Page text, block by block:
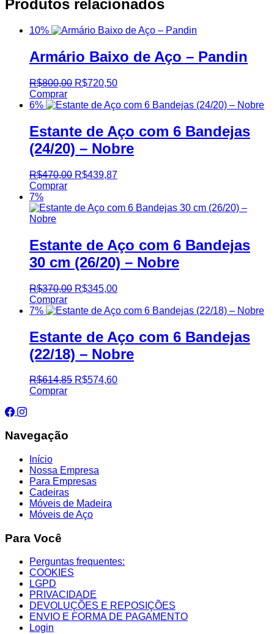
Produtos relacionados
10%
Armário Baixo de Aço – Pandin
R$800,00 R$720,50
Comprar
6%
Estante de Aço com 6 Bandejas
(24/20) – Nobre
R$470,00 R$439,87
Comprar
7%
Estante de Aço com 6 Bandejas
30 cm (26/20) – Nobre
R$370,00 R$345,00
Comprar
7%
Estante de Aço com 6 Bandejas
(22/18) – Nobre
R$614,85 R$574,60
Comprar
Navegação
Início
Nossa Empresa
Para Empresas
Cadeiras
Móveis de Madeira
Móveis de Aço
Para Você
Perguntas frequentes:
COOKIES
LGPD
PRIVACIDADE
DEVOLUÇÕES E REPOSIÇÕES
ENVIO E FORMA DE PAGAMENTO
Login